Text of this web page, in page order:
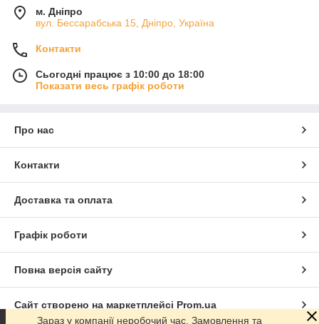
м. Дніпро
вул. Бессарабська 15, Дніпро, Україна
Контакти
Сьогодні працює з 10:00 до 18:00
Показати весь графік роботи
Про нас
Контакти
Доставка та оплата
Графік роботи
Повна версія сайту
Сайт створено на маркетплейсі Prom.ua
Зараз у компанії неробочий час. Замовлення та